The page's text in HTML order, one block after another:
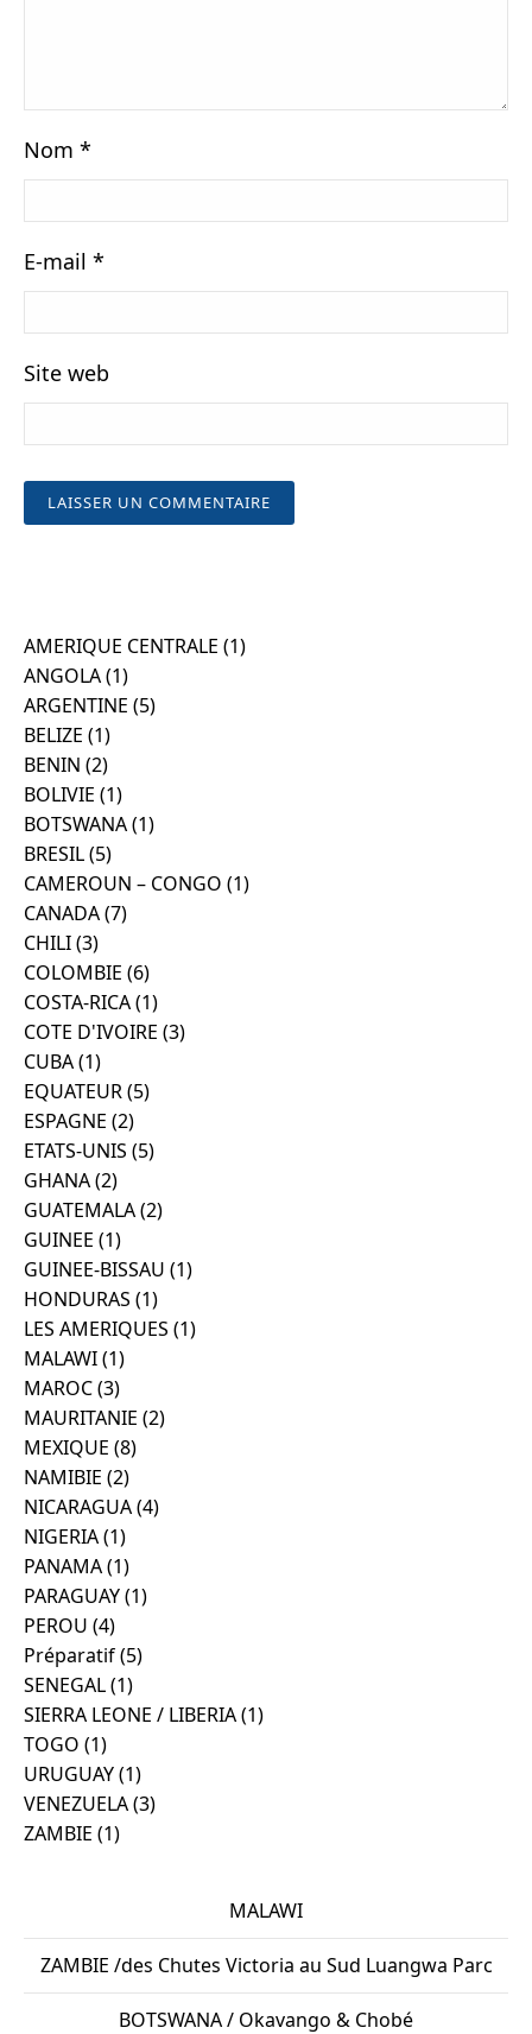
Nom *
E-mail *
Site web
AMERIQUE CENTRALE (1)
ANGOLA(1)
ARGENTINE (5)
BELIZE (1)
BENIN (2)
BOLIVIE (1)
BOTSWANA(1)
BRESIL(5)
CAMEROUN – CONGO (1)
CANADA(7)
CHILI(3)
COLOMBIE (6)
COSTA-RICA(1)
COTE D'IVOIRE (3)
CUBA(1)
EQUATEUR(5)
ESPAGNE (2)
ETATS-UNIS (5)
GHANA(2)
GUATEMALA(2)
GUINEE (1)
GUINEE-BISSAU (1)
HONDURAS (1)
LES AMERIQUES (1)
MALAWI(1)
MAROC(3)
MAURITANIE (2)
MEXIQUE (8)
NAMIBIE (2)
NICARAGUA(4)
NIGERIA(1)
PANAMA(1)
PARAGUAY(1)
PEROU (4)
Préparatif(5)
SENEGAL(1)
SIERRA LEONE / LIBERIA(1)
TOGO (1)
URUGUAY(1)
VENEZUELA(3)
ZAMBIE (1)
MALAWI
ZAMBIE /des Chutes Victoria au Sud Luangwa Parc
BOTSWANA / Okavango & Chobé